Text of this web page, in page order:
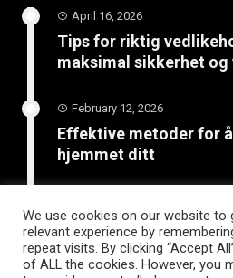
April 16, 2026
Tips for riktig
maksimal sikkerhet og
February 12, 2026
Effektive metoder for
hjemmet ditt
Unngå katastrofe på
riktige vinterdekk til
We use cookies on our website to
relevant experience by
repeat visits. By clicking “Accept
of ALL the cookies. However, you